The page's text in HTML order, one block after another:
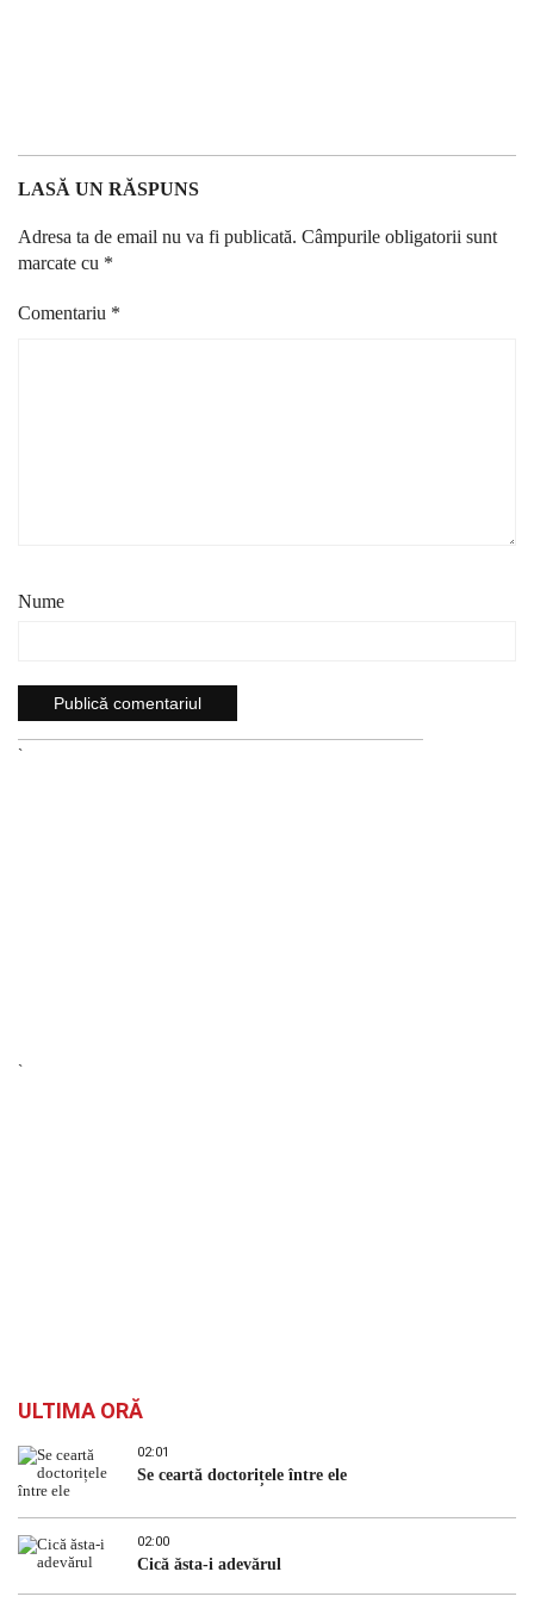
LASĂ UN RĂSPUNS
Adresa ta de email nu va fi publicată. Câmpurile obligatorii sunt
marcate cu *
Comentariu *
Nume
`
`
ULTIMA ORĂ
02:01
Se ceartă doctorițele între ele
02:00
Cică ăsta-i adevărul